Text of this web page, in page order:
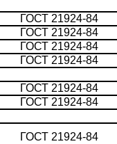
ГОСТ 21924-84
ГОСТ 21924-84
ГОСТ 21924-84
ГОСТ 21924-84
ГОСТ 21924-84
ГОСТ 21924-84
ГОСТ 21924-84